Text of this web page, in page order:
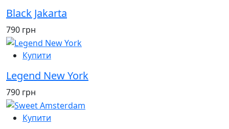
Black Jakarta
790 грн
Купити
Legend New York
790 грн
Купити